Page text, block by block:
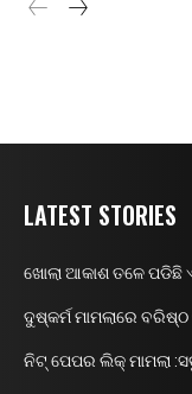
LATEST STORIES
ଖୋଲା ଆକାଶ ତଳେ ପଡିଛି
ଦୁଷ୍କର୍ମ ମାମଲାରେ
ନିଟ୍ ପେପର ଲିକ୍ ମାମଲା